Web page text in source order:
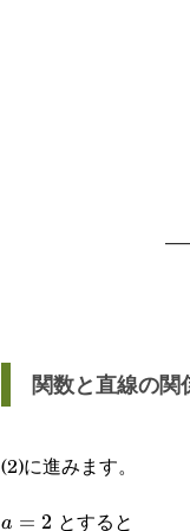
関数と直線の関
(2)に進みます。
a=2
a = 2 とすると